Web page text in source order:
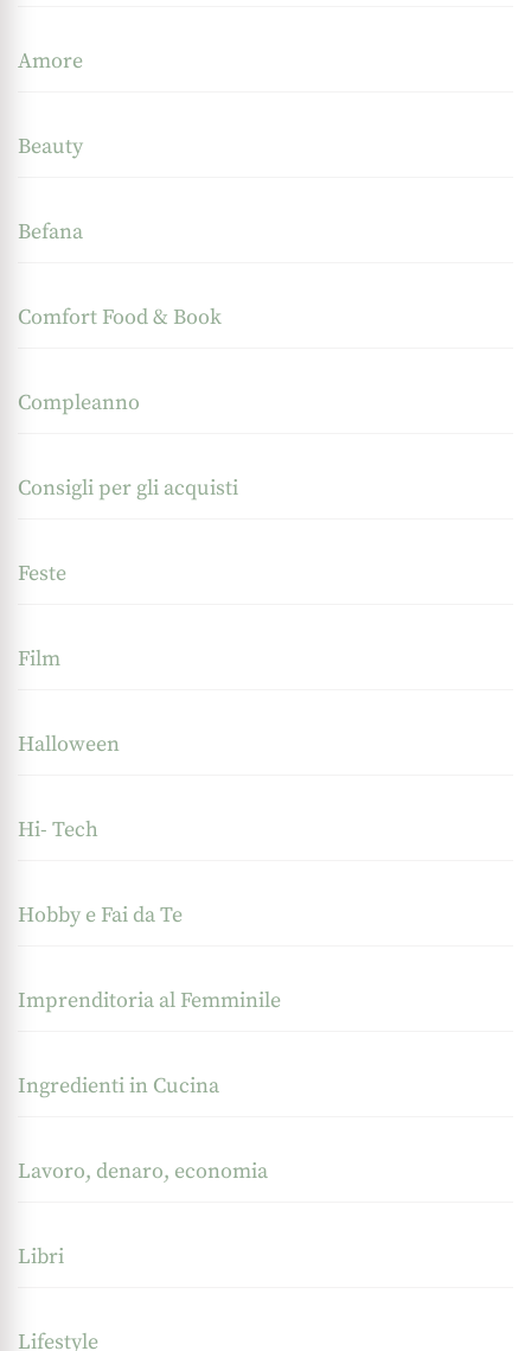
Amore
Beauty
Befana
Comfort Food & Book
Compleanno
Consigli per gli acquisti
Feste
Film
Halloween
Hi- Tech
Hobby e Fai da Te
Imprenditoria al Femminile
Ingredienti in Cucina
Lavoro, denaro, economia
Libri
Lifestyle